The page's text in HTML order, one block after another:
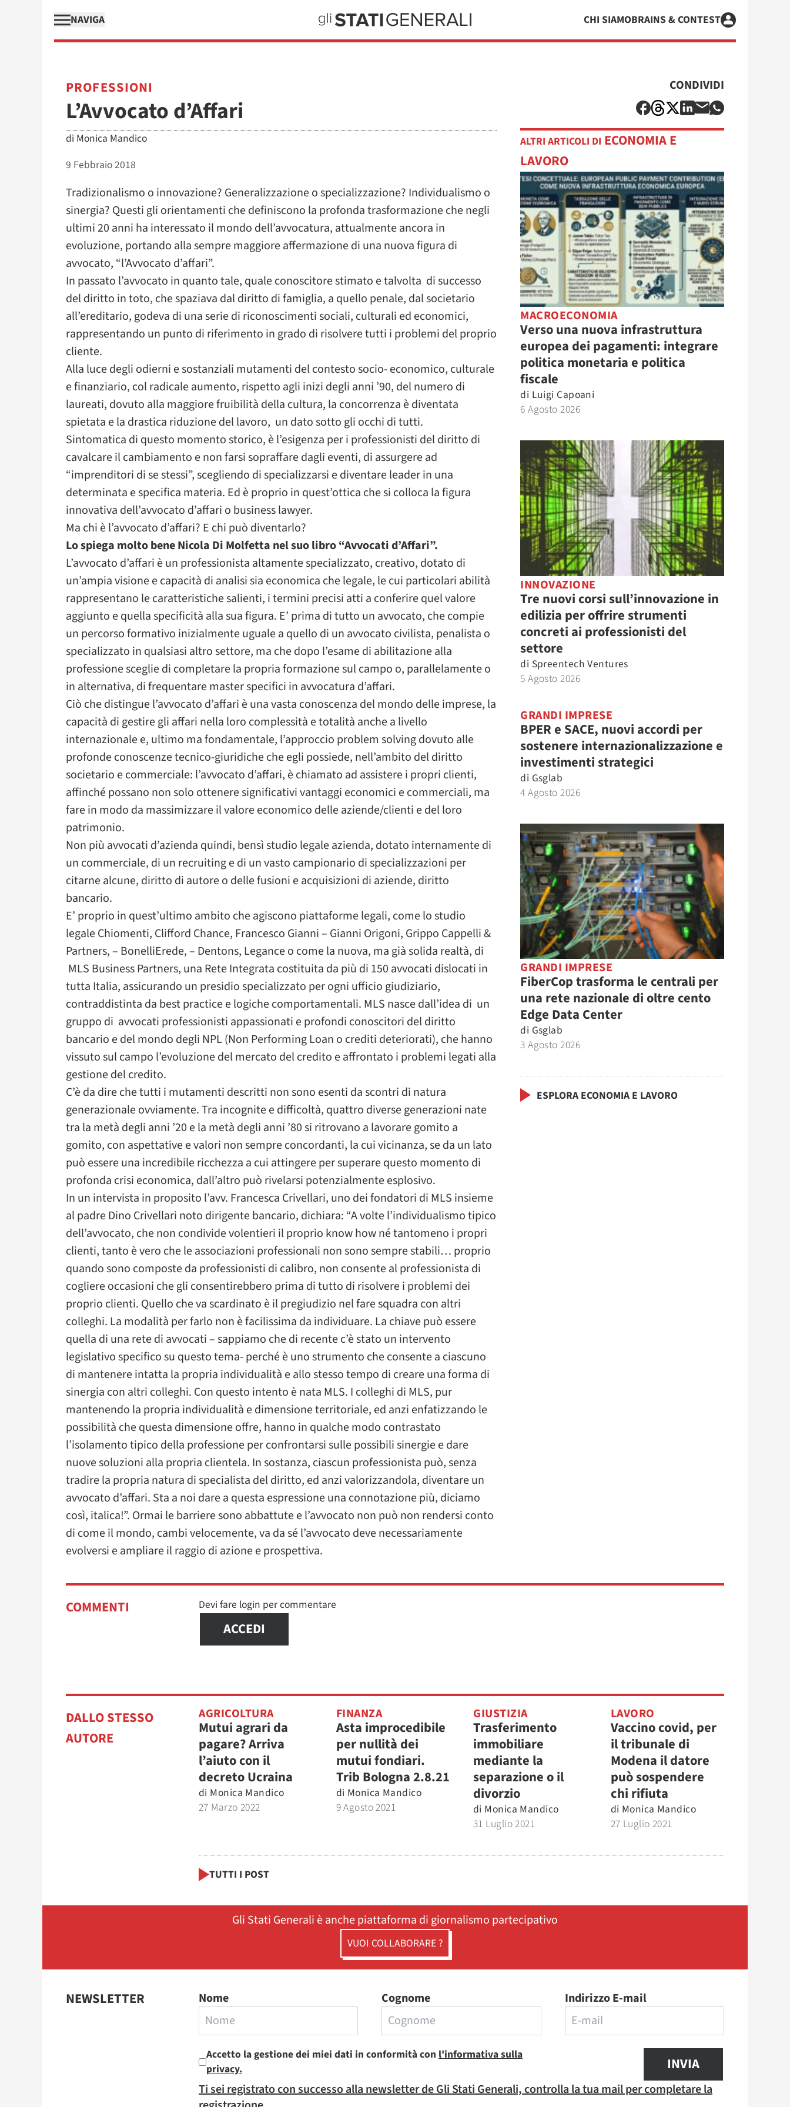
NAVIGA CHI SIAMOBRAINS & CONTEST
PROFESSIONI
L’Avvocato d’Affari
di Monica Mandico
9 Febbraio 2018
Tradizionalismo o innovazione? Generalizzazione o specializzazione? Individualismo o
sinergia? Questi gli orientamenti che definiscono la profonda trasformazione che negli
ultimi 20 anni ha interessato il mondo dell’avvocatura, attualmente ancora in
evoluzione, portando alla sempre maggiore affermazione di una nuova figura di
avvocato, “l’Avvocato d’affari”.
In passato l’avvocato in quanto tale, quale conoscitore stimato e talvolta di successo
del diritto in toto, che spaziava dal diritto di famiglia, a quello penale, dal societario
all’ereditario, godeva di una serie di riconoscimenti sociali, culturali ed economici,
rappresentando un punto di riferimento in grado di risolvere tutti i problemi del proprio
cliente.
Alla luce degli odierni e sostanziali mutamenti del contesto socio- economico, culturale
e finanziario, col radicale aumento, rispetto agli inizi degli anni ’90, del numero di
laureati, dovuto alla maggiore fruibilità della cultura, la concorrenza è diventata
spietata e la drastica riduzione del lavoro, un dato sotto gli occhi di tutti.
Sintomatica di questo momento storico, è l’esigenza per i professionisti del diritto di
cavalcare il cambiamento e non farsi sopraffare dagli eventi, di assurgere ad
“imprenditori di se stessi”, scegliendo di specializzarsi e diventare leader in una
determinata e specifica materia. Ed è proprio in quest’ottica che si colloca la figura
innovativa dell’avvocato d’affari o business lawyer.
Ma chi è l’avvocato d’affari? E chi può diventarlo?
Lo spiega molto bene Nicola Di Molfetta nel suo libro “Avvocati d’Affari”.
L’avvocato d’affari è un professionista altamente specializzato, creativo, dotato di
un’ampia visione e capacità di analisi sia economica che legale, le cui particolari abilità
rappresentano le caratteristiche salienti, i termini precisi atti a conferire quel valore
aggiunto e quella specificità alla sua figura. E’ prima di tutto un avvocato, che compie
un percorso formativo inizialmente uguale a quello di un avvocato civilista, penalista o
specializzato in qualsiasi altro settore, ma che dopo l’esame di abilitazione alla
professione sceglie di completare la propria formazione sul campo o, parallelamente o
in alternativa, di frequentare master specifici in avvocatura d’affari.
Ciò che distingue l’avvocato d’affari è una vasta conoscenza del mondo delle imprese, la
capacità di gestire gli affari nella loro complessità e totalità anche a livello
internazionale e, ultimo ma fondamentale, l’approccio problem solving dovuto alle
profonde conoscenze tecnico-giuridiche che egli possiede, nell’ambito del diritto
societario e commerciale: l’avvocato d’affari, è chiamato ad assistere i propri clienti,
affinché possano non solo ottenere significativi vantaggi economici e commerciali, ma
fare in modo da massimizzare il valore economico delle aziende/clienti e del loro
patrimonio.
Non più avvocati d’azienda quindi, bensì studio legale azienda, dotato internamente di
un commerciale, di un recruiting e di un vasto campionario di specializzazioni per
citarne alcune, diritto di autore o delle fusioni e acquisizioni di aziende, diritto
bancario.
E’ proprio in quest’ultimo ambito che agiscono piattaforme legali, come lo studio
legale Chiomenti, Clifford Chance, Francesco Gianni – Gianni Origoni, Grippo Cappelli &
Partners, – BonelliErede, – Dentons, Legance o come la nuova, ma già solida realtà, di
MLS Business Partners, una Rete Integrata costituita da più di 150 avvocati dislocati in
tutta Italia, assicurando un presidio specializzato per ogni ufficio giudiziario,
contraddistinta da best practice e logiche comportamentali. MLS nasce dall’idea di un
gruppo di avvocati professionisti appassionati e profondi conoscitori del diritto
bancario e del mondo degli NPL (Non Performing Loan o crediti deteriorati), che hanno
vissuto sul campo l’evoluzione del mercato del credito e affrontato i problemi legati alla
gestione del credito.
C’è da dire che tutti i mutamenti descritti non sono esenti da scontri di natura
generazionale ovviamente. Tra incognite e difficoltà, quattro diverse generazioni nate
tra la metà degli anni ’20 e la metà degli anni ’80 si ritrovano a lavorare gomito a
gomito, con aspettative e valori non sempre concordanti, la cui vicinanza, se da un lato
può essere una incredibile ricchezza a cui attingere per superare questo momento di
profonda crisi economica, dall’altro può rivelarsi potenzialmente esplosivo.
In un intervista in proposito l’avv. Francesca Crivellari, uno dei fondatori di MLS insieme
al padre Dino Crivellari noto dirigente bancario, dichiara: “A volte l’individualismo tipico
dell’avvocato, che non condivide volentieri il proprio know how né tantomeno i propri
clienti, tanto è vero che le associazioni professionali non sono sempre stabili… proprio
quando sono composte da professionisti di calibro, non consente al professionista di
cogliere occasioni che gli consentirebbero prima di tutto di risolvere i problemi dei
proprio clienti. Quello che va scardinato è il pregiudizio nel fare squadra con altri
colleghi. La modalità per farlo non è facilissima da individuare. La chiave può essere
quella di una rete di avvocati – sappiamo che di recente c’è stato un intervento
legislativo specifico su questo tema- perché è uno strumento che consente a ciascuno
di mantenere intatta la propria individualità e allo stesso tempo di creare una forma di
sinergia con altri colleghi. Con questo intento è nata MLS. I colleghi di MLS, pur
mantenendo la propria individualità e dimensione territoriale, ed anzi enfatizzando le
possibilità che questa dimensione offre, hanno in qualche modo contrastato
l’isolamento tipico della professione per confrontarsi sulle possibili sinergie e dare
nuove soluzioni alla propria clientela. In sostanza, ciascun professionista può, senza
tradire la propria natura di specialista del diritto, ed anzi valorizzandola, diventare un
avvocato d’affari. Sta a noi dare a questa espressione una connotazione più, diciamo
così, italica!”. Ormai le barriere sono abbattute e l’avvocato non può non rendersi conto
di come il mondo, cambi velocemente, va da sé l’avvocato deve necessariamente
evolversi e ampliare il raggio di azione e prospettiva.
CONDIVIDI
ALTRI ARTICOLI DI ECONOMIA E
LAVORO
MACROECONOMIA
Verso una nuova infrastruttura
europea dei pagamenti: integrare
politica monetaria e politica
fiscale
di Luigi Capoani
6 Agosto 2026
INNOVAZIONE
Tre nuovi corsi sull’innovazione in
edilizia per offrire strumenti
concreti ai professionisti del
settore
di Spreentech Ventures
5 Agosto 2026
GRANDI IMPRESE
BPER e SACE, nuovi accordi per
sostenere internazionalizzazione e
investimenti strategici
di Gsglab
4 Agosto 2026
GRANDI IMPRESE
FiberCop trasforma le centrali per
una rete nazionale di oltre cento
Edge Data Center
di Gsglab
3 Agosto 2026
ESPLORA ECONOMIA E LAVORO
COMMENTI Devi fare login per commentare
ACCEDI
DALLO STESSO
AUTORE
AGRICOLTURA
Mutui agrari da
pagare? Arriva
l’aiuto con il
decreto Ucraina
di Monica Mandico
27 Marzo 2022
FINANZA
Asta improcedibile
per nullità dei
mutui fondiari.
Trib Bologna 2.8.21
di Monica Mandico
9 Agosto 2021
GIUSTIZIA
Trasferimento
immobiliare
mediante la
separazione o il
divorzio
di Monica Mandico
31 Luglio 2021
LAVORO
Vaccino covid, per
il tribunale di
Modena il datore
può sospendere
chi rifiuta
di Monica Mandico
27 Luglio 2021
TUTTI I POST
Gli Stati Generali è anche piattaforma di giornalismo partecipativo
VUOI COLLABORARE ?
NEWSLETTER Nome Cognome Indirizzo E-mail
Accetto la gestione dei miei dati in conformità con l'informativa sulla
privacy.
INVIA
Ti sei registrato con successo alla newsletter de Gli Stati Generali, controlla la tua mail per completare la